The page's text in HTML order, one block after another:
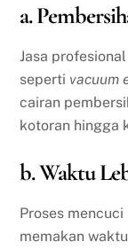
a.
Jasa
seperti vacuum
cairan
kotoran hingga
b. Waktu
Proses
memakan